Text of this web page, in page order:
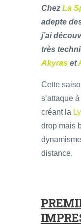
Chez La
adepte
j’ai
très
Akyras et
Cette
s’attaque
créant la
drop mais
distance.